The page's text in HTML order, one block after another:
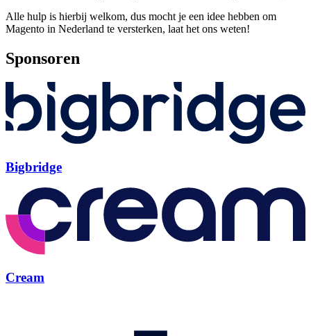
Alle hulp is hierbij welkom, dus mocht je een idee hebben om
Magento in Nederland te versterken, laat het ons weten!
Sponsoren
Bigbridge
Cream